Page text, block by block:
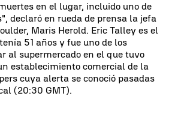
en el lugar, incluido uno de
declaró en rueda de prensa la jefa
Maris Herold. Eric Talley es el
51 años y fue uno de los
al supermercado en el que tuvo
establecimiento comercial de la
cuya alerta se conoció pasadas
(20:30 GMT).